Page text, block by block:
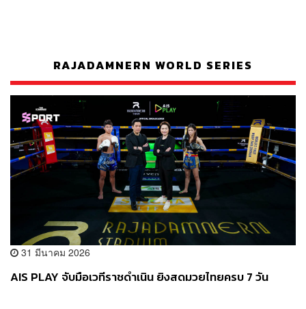
RAJADAMNERN WORLD SERIES
31 มีนาคม 2026
AIS PLAY จับมือเวทีราชดำเนิน ยิงสดมวยไทยครบ 7 วัน